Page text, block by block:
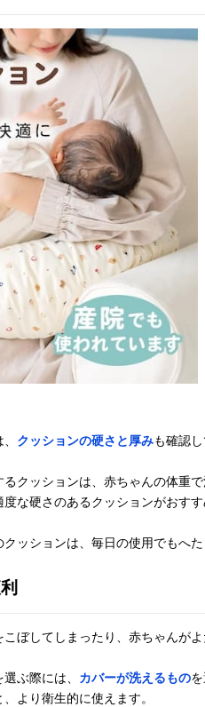
クッションの硬さと厚みも確認し
クッションは、赤ちゃんの体重
な硬さのあるクッションがおすす
ッションは、毎日の使用でもへ
ぼしてしまったり、赤ちゃんが
ぶ際には、 カバーが洗えるものを
より衛生的に使えます。